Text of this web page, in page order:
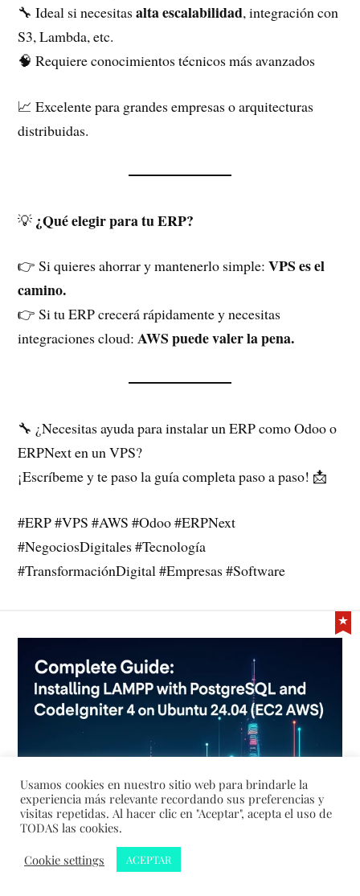
🔧 Ideal si necesitasalta escalabilidad, integración con
S3, Lambda, etc.
🧠 Requiere conocimientos técnicos más avanzados
📈 Excelente para grandes empresas o arquitecturas
distribuidas.
💡 ¿Qué elegir para tu ERP?
👉 Si quieres ahorrar y mantenerlo simple:VPS es el
camino.
👉 Si tu ERP crecerá rápidamente y necesitas
integraciones cloud:AWS puede valer la pena.
🔧 ¿Necesitas ayuda para instalar un ERP como Odoo o
ERPNext en un VPS?
¡Escríbeme y te paso la guía completa paso a paso! 📩
#ERP #VPS #AWS #Odoo #ERPNext
#NegociosDigitales #Tecnología
#TransformaciónDigital #Empresas #Software
Usamos cookies en nuestro sitio web para brindarle la
experiencia más relevante recordando sus preferencias y
visitas repetidas. Al hacer clic en "Aceptar", acepta el uso de
TODAS las cookies.
Cookie settings
ACEPTAR